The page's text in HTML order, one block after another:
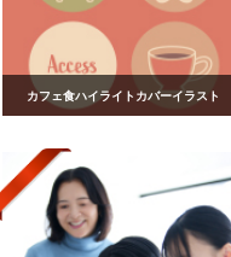
カフェ食ハイライトカバーイラスト